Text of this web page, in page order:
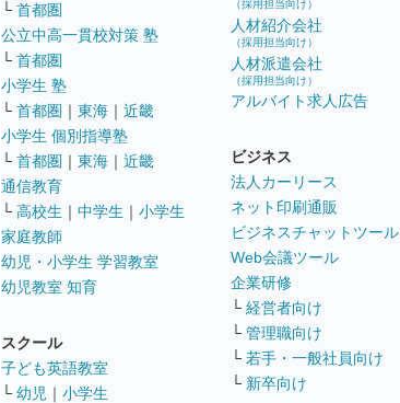
└ 首都圏
公立中高一貫校対策 塾
└ 首都圏
小学生 塾
└ 首都圏 ｜ 東海 ｜ 近畿
小学生 個別指導塾
└ 首都圏 ｜ 東海 ｜ 近畿
通信教育
└ 高校生 ｜ 中学生 ｜ 小学生
家庭教師
幼児・小学生 学習教室
幼児教室 知育
スクール
子ども英語教室
└ 幼児 ｜ 小学生
（採用担当向け）
人材紹介会社
（採用担当向け）
人材派遣会社
（採用担当向け）
アルバイト求人広告
ビジネス
法人カーリース
ネット印刷通販
ビジネスチャットツール
Web会議ツール
企業研修
└ 経営者向け
└ 管理職向け
└ 若手・一般社員向け
└ 新卒向け